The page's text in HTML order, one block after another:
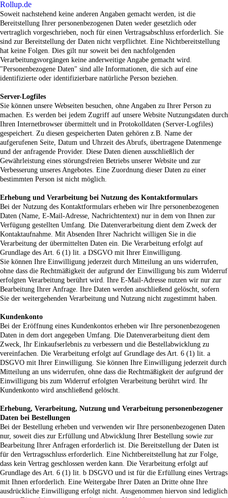
Rollup.de
Soweit nachstehend keine anderen Angaben gemacht werden, ist die
Bereitstellung Ihrer personenbezogenen Daten weder gesetzlich oder
vertraglich vorgeschrieben, noch für einen Vertragsabschluss erforderlich. Sie
sind zur Bereitstellung der Daten nicht verpflichtet. Eine Nichtbereitstellung
hat keine Folgen. Dies gilt nur soweit bei den nachfolgenden
Verarbeitungsvorgängen keine anderweitige Angabe gemacht wird.
"Personenbezogene Daten" sind alle Informationen, die sich auf eine
identifizierte oder identifizierbare natürliche Person beziehen.
Server-Logfiles
Sie können unsere Webseiten besuchen, ohne Angaben zu Ihrer Person zu
machen. Es werden bei jedem Zugriff auf unsere Website Nutzungsdaten durch
Ihren Internetbrowser übermittelt und in Protokolldaten (Server-Logfiles)
gespeichert. Zu diesen gespeicherten Daten gehören z.B. Name der
aufgerufenen Seite, Datum und Uhrzeit des Abrufs, übertragene Datenmenge
und der anfragende Provider. Diese Daten dienen ausschließlich der
Gewährleistung eines störungsfreien Betriebs unserer Website und zur
Verbesserung unseres Angebotes. Eine Zuordnung dieser Daten zu einer
bestimmten Person ist nicht möglich.
Erhebung und Verarbeitung bei Nutzung des Kontaktformulars
Bei der Nutzung des Kontaktformulars erheben wir Ihre personenbezogenen
Daten (Name, E-Mail-Adresse, Nachrichtentext) nur in dem von Ihnen zur
Verfügung gestellten Umfang. Die Datenverarbeitung dient dem Zweck der
Kontaktaufnahme. Mit Absenden Ihrer Nachricht willigen Sie in die
Verarbeitung der übermittelten Daten ein. Die Verarbeitung erfolgt auf
Grundlage des Art. 6 (1) lit. a DSGVO mit Ihrer Einwilligung.
Sie können Ihre Einwilligung jederzeit durch Mitteilung an uns widerrufen,
ohne dass die Rechtmäßigkeit der aufgrund der Einwilligung bis zum Widerruf
erfolgten Verarbeitung berührt wird. Ihre E-Mail-Adresse nutzen wir nur zur
Bearbeitung Ihrer Anfrage. Ihre Daten werden anschließend gelöscht, sofern
Sie der weitergehenden Verarbeitung und Nutzung nicht zugestimmt haben.
Kundenkonto
Bei der Eröffnung eines Kundenkontos erheben wir Ihre personenbezogenen
Daten in dem dort angegeben Umfang. Die Datenverarbeitung dient dem
Zweck, Ihr Einkaufserlebnis zu verbessern und die Bestellabwicklung zu
vereinfachen. Die Verarbeitung erfolgt auf Grundlage des Art. 6 (1) lit. a
DSGVO mit Ihrer Einwilligung. Sie können Ihre Einwilligung jederzeit durch
Mitteilung an uns widerrufen, ohne dass die Rechtmäßigkeit der aufgrund der
Einwilligung bis zum Widerruf erfolgten Verarbeitung berührt wird. Ihr
Kundenkonto wird anschließend gelöscht.
Erhebung, Verarbeitung, Nutzung und Verarbeitung personenbezogener
Daten bei Bestellungen
Bei der Bestellung erheben und verwenden wir Ihre personenbezogenen Daten
nur, soweit dies zur Erfüllung und Abwicklung Ihrer Bestellung sowie zur
Bearbeitung Ihrer Anfragen erforderlich ist. Die Bereitstellung der Daten ist
für den Vertragsschluss erforderlich. Eine Nichtbereitstellung hat zur Folge,
dass kein Vertrag geschlossen werden kann. Die Verarbeitung erfolgt auf
Grundlage des Art. 6 (1) lit. b DSGVO und ist für die Erfüllung eines Vertrags
mit Ihnen erforderlich. Eine Weitergabe Ihrer Daten an Dritte ohne Ihre
ausdrückliche Einwilligung erfolgt nicht. Ausgenommen hiervon sind lediglich